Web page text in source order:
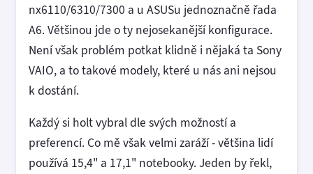
nx6110/6310/7300 a u ASUSu jednoznačně řada
A6. Většinou jde o ty nejosekanější konfigurace.
Není však problém potkat klidně i nějaká ta Sony
VAIO, a to takové modely, které u nás ani nejsou
k dostání.
Každý si holt vybral dle svých možností a
preferencí. Co mě však velmi zaráží - většina lidí
používá 15,4" a 17,1" notebooky. Jeden by řekl,